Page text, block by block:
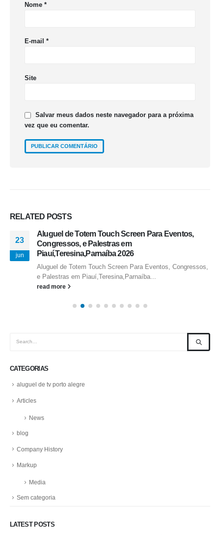
Nome *
E-mail *
Site
Salvar meus dados neste navegador para a próxima
vez que eu comentar.
RELATED POSTS
23
jun
Aluguel de Totem Touch Screen Para Eventos,
Congressos, e Palestras em
Piauí,Teresina,Parnaíba 2026
Aluguel de Totem Touch Screen Para Eventos, Congressos,
e Palestras em Piauí,Teresina,Parnaíba...
read more
CATEGORIAS
aluguel de tv porto alegre
Articles
News
blog
Company History
Markup
Media
Sem categoria
LATEST POSTS